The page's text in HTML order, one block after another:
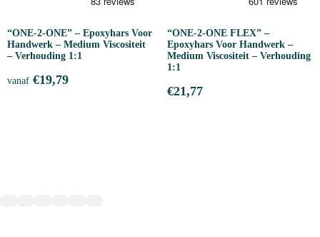
“ONE-2-ONE” – Epoxyhars Voor
Handwerk – Medium Viscositeit
– Verhouding 1:1
vanaf €19,79
“ONE-2-ONE FLEX” –
Epoxyhars Voor Handwerk –
Medium Viscositeit – Verhouding
1:1
€21,77